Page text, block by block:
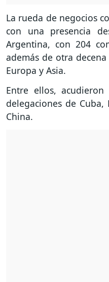
La rueda de negocios
con una presencia
Argentina, con 204
además de otra
Europa y Asia.
Entre ellos,
delegaciones de
China.